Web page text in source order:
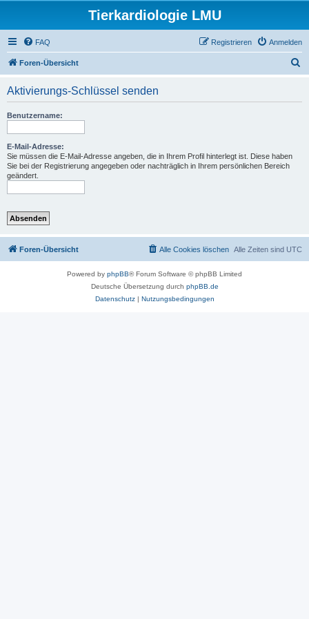
Tierkardiologie LMU
FAQ Anmelden
Registrieren
Foren-Übersicht
Aktivierungs-Schlüssel senden
Benutzername:
E-Mail-Adresse:
Sie müssen die E-Mail-Adresse angeben, die in Ihrem Profil hinterlegt ist. Diese haben
Sie bei der Registrierung angegeben oder nachträglich in Ihrem persönlichen Bereich
geändert.
Foren-Übersicht Alle Zeiten sind UTC
Alle Cookies löschen
Powered by phpBB® Forum Software © phpBB Limited
Deutsche Übersetzung durch phpBB.de
Datenschutz| Nutzungsbedingungen